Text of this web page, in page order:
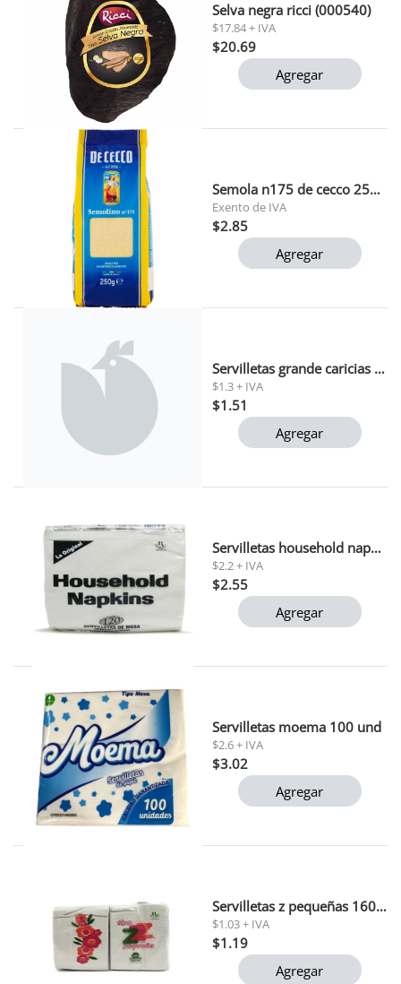
Selva negra ricci (000540)
$17.84 + IVA
$20.69
Agregar
Semola n175 de cecco 250 gr
Exento de IVA
$2.85
Agregar
Servilletas grande caricias 160h
$1.3 + IVA
$1.51
Agregar
Servilletas household napkins 120 unid (201007) 1x12
$2.2 + IVA
$2.55
Agregar
Servilletas moema 100 und
$2.6 + IVA
$3.02
Agregar
Servilletas z pequeñas 160 unid
$1.03 + IVA
$1.19
Agregar